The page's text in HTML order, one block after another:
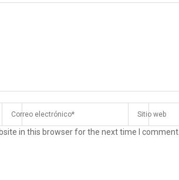
in this browser for the next time I comment.